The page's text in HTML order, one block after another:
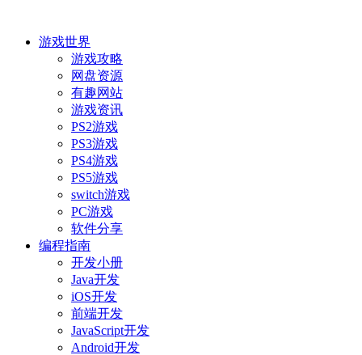
游戏世界
游戏攻略
网盘资源
有趣网站
游戏资讯
PS2游戏
PS3游戏
PS4游戏
PS5游戏
switch游戏
PC游戏
软件分享
编程指南
开发小册
Java开发
iOS开发
前端开发
JavaScript开发
Android开发